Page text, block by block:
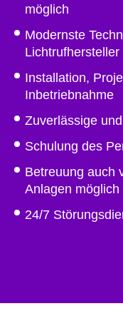
möglich
Modernste
Lichtrufhersteller
Installation,
Inbetriebnahme
Zuverlässige
Schulung des
Betreuung auch
Anlagen möglich
24/7